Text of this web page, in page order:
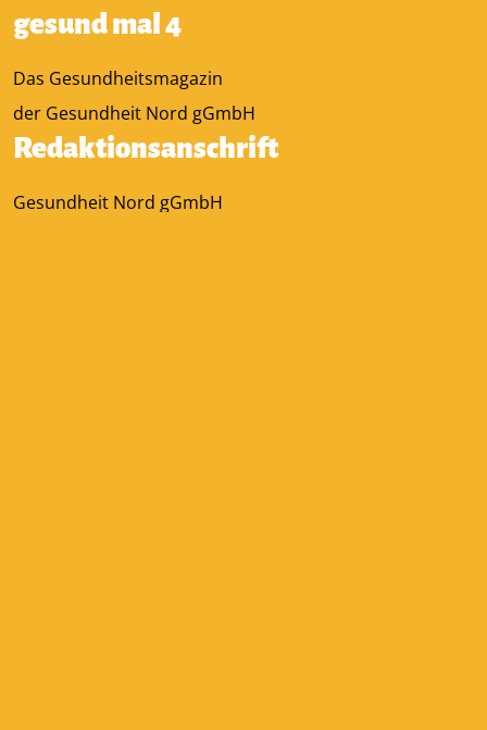
gesund mal 4
Das Gesundheitsmagazin
der Gesundheit Nord gGmbH
Redaktionsanschrift
Gesundheit Nord gGmbH